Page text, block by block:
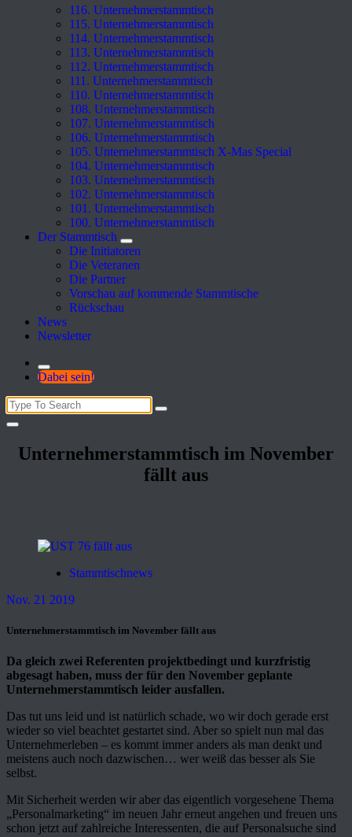
116. Unternehmerstammtisch
115. Unternehmerstammtisch
114. Unternehmerstammtisch
113. Unternehmerstammtisch
112. Unternehmerstammtisch
111. Unternehmerstammtisch
110. Unternehmerstammtisch
108. Unternehmerstammtisch
107. Unternehmerstammtisch
106. Unternehmerstammtisch
105. Unternehmerstammtisch X-Mas Special
104. Unternehmerstammtisch
103. Unternehmerstammtisch
102. Unternehmerstammtisch
101. Unternehmerstammtisch
100. Unternehmerstammtisch
Der Stammtisch
Die Initiatoren
Die Veteranen
Die Partner
Vorschau auf kommende Stammtische
Rückschau
News
Newsletter
Dabei sein!
Search
for:
Unternehmerstammtisch im November
fällt aus
Stammtischnews
Nov. 21 2019
Unternehmerstammtisch im November fällt aus
Da gleich zwei Referenten projektbedingt und kurzfristig
abgesagt haben, muss der für den November geplante
Unternehmerstammtisch leider ausfallen.
Das tut uns leid und ist natürlich schade, wo wir doch gerade erst
wieder so viel beachtet gestartet sind. Aber so spielt nun mal das
Unternehmerleben – es kommt immer anders als man denkt und
meistens auch noch dazwischen… wer weiß das besser als Sie
selbst.
Mit Sicherheit werden wir aber das eigentlich vorgesehene Thema
„Personalmarketing“ im neuen Jahr erneut angehen und freuen uns
schon jetzt auf zahlreiche Interessenten, die auf Personalsuche sind